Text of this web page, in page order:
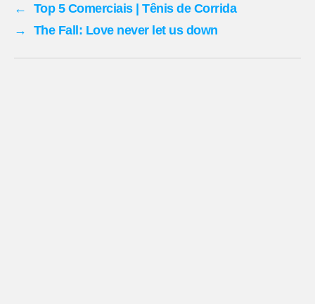
←
Top 5 Comerciais | Tênis de Corrida
→
The Fall: Love never let us down